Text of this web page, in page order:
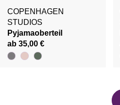
COPENHAGEN
STUDIOS
Pyjamaoberteil
ab 35,00 €